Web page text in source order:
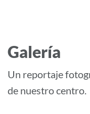
Galería
Un reportaje
de nuestro centro.